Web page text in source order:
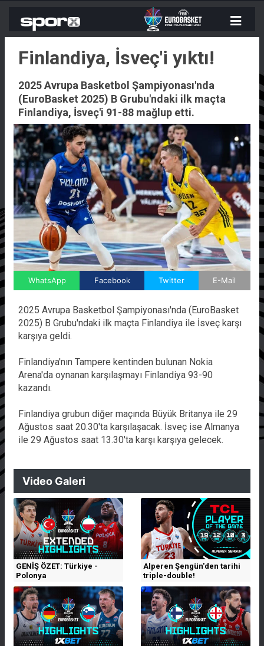
Finlandiya, İsveç'i yıktı!
2025 Avrupa Basketbol Şampiyonası'nda
(EuroBasket 2025) B Grubu'ndaki ilk maçta
Finlandiya, İsveç'i 91-88 mağlup etti.
WhatsApp Facebook Twitter E-Mail
2025 Avrupa Basketbol Şampiyonası'nda (EuroBasket
2025) B Grubu'ndaki ilk maçta Finlandiya ile İsveç karşı
karşıya geldi.
Finlandiya'nın Tampere kentinden bulunan Nokia
Arena'da oynanan karşılaşmayı Finlandiya 93-90
kazandı.
Finlandiya grubun diğer maçında Büyük Britanya ile 29
Ağustos saat 20.30'ta karşılaşacak. İsveç ise Almanya
ile 29 Ağustos saat 13.30'ta karşı karşıya gelecek.
Video Galeri
GENİŞ ÖZET: Türkiye -
Polonya
Alperen Şengün'den tarihi
triple-double!